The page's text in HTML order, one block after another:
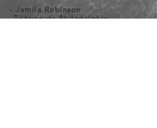
- Jamila Robinson
Tribune de Philadelphie